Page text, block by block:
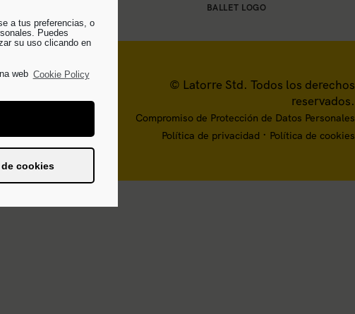
a tus preferencias, o
Puedes
su uso clicando en
web Cookie Policy
cookies
BALLET LOGO
© Latorre Std. Todos los derechos
reservados.
Compromiso de Protección de Datos Personales
Política de privacidad · Política de cookies